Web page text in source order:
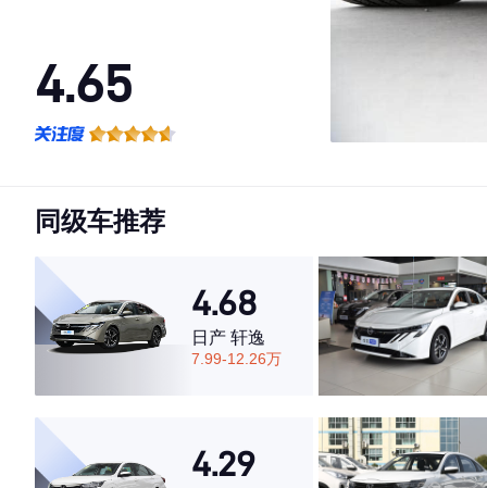
4.65
·空间表现较为优秀，优于71%同级车
同级车推荐
4.68
日产 轩逸
7.99-12.26万
4.29